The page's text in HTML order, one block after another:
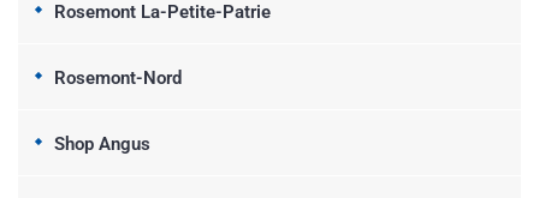
Rosemont La-Petite-Patrie
Rosemont-Nord
Shop Angus